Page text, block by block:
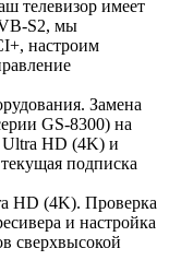
телевизор имеет
S2, мы
настроим
Замена
GS-8300) на
Ultra HD (4K) и
подписка
HD (4K). Проверка
и настройка
сверхвысокой